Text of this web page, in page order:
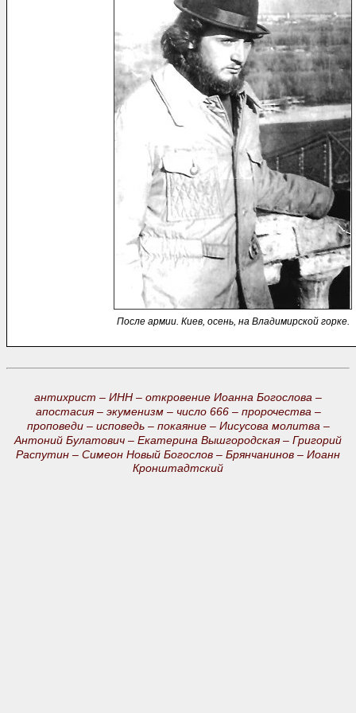
После армии. Киев, осень, на Владимирской горке.
антихрист – ИНН – откровение Иоанна Богослова –
апостасия – экуменизм – число 666 – пророчества –
проповеди – исповедь – покаяние – Иисусова молитва –
Антоний Булатович – Екатерина Вышгородская – Григорий
Распутин – Симеон Новый Богослов – Брянчанинов – Иоанн
Кронштадтский